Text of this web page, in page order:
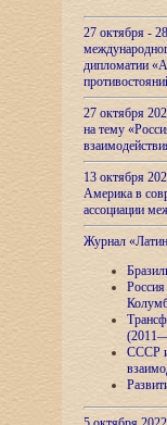
27 октября -
дипломатии
27 октября
на тему
13 октября
Америка в
ассоциации
Журнал
СССР и